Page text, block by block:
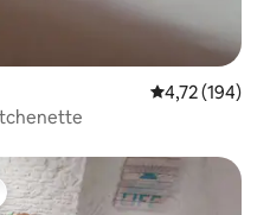
Évaluation
4,72 (194)
plus appréciés